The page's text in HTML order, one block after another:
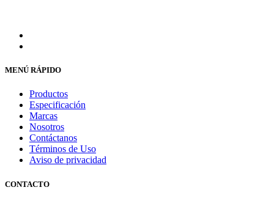
MENÚ RÁPIDO
Productos
Especificación
Marcas
Nosotros
Contáctanos
Términos de Uso
Aviso de privacidad
CONTACTO